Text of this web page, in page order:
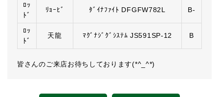
ﾛｯ
ﾄﾞ
ﾘｮｰﾋﾞ ﾀﾞｲﾅﾌｧｲﾄ DFGFW782L B-
ﾛｯ
ﾄﾞ
天龍 ﾏｸﾞﾅｼﾞｸﾞｼｽﾃﾑ JS591SP-12 B
皆さんのご来店お待ちしております(*^_^*)